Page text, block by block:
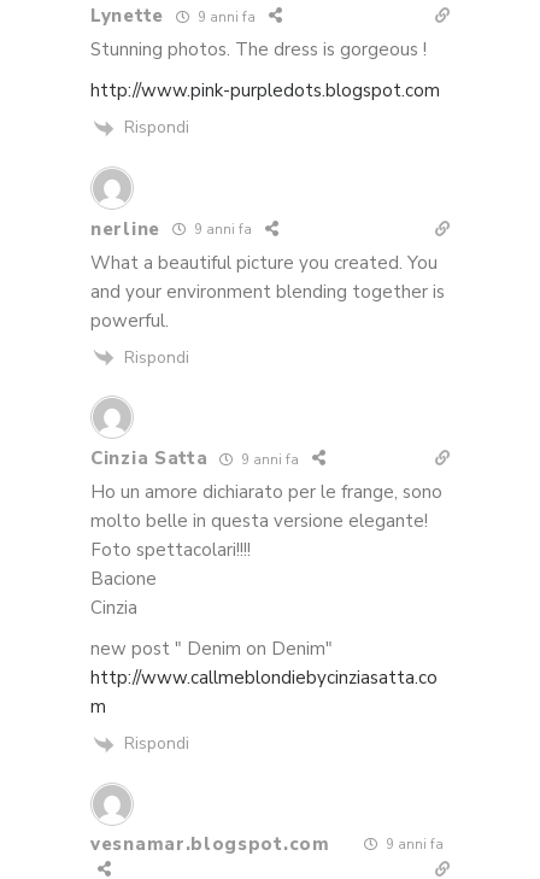
Lynette 9 anni fa
Stunning photos. The dress is gorgeous !
http://www.pink-purpledots.blogspot.com
Rispondi
nerline 9 anni fa
What a beautiful picture you created. You
and your environment blending together is
powerful.
Rispondi
Cinzia Satta 9 anni fa
Ho un amore dichiarato per le frange, sono
molto belle in questa versione elegante!
Foto spettacolari!!!!
Bacione
Cinzia
new post " Denim on Denim"
http://www.callmeblondiebycinziasatta.co
m
Rispondi
vesnamar.blogspot.com 9 anni fa